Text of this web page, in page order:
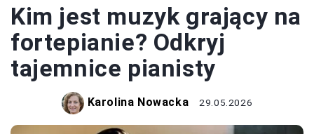
Kim jest muzyk grający na
fortepianie? Odkryj
tajemnice pianisty
Karolina Nowacka 29.05.2026